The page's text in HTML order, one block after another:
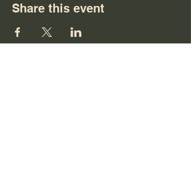
Share this event